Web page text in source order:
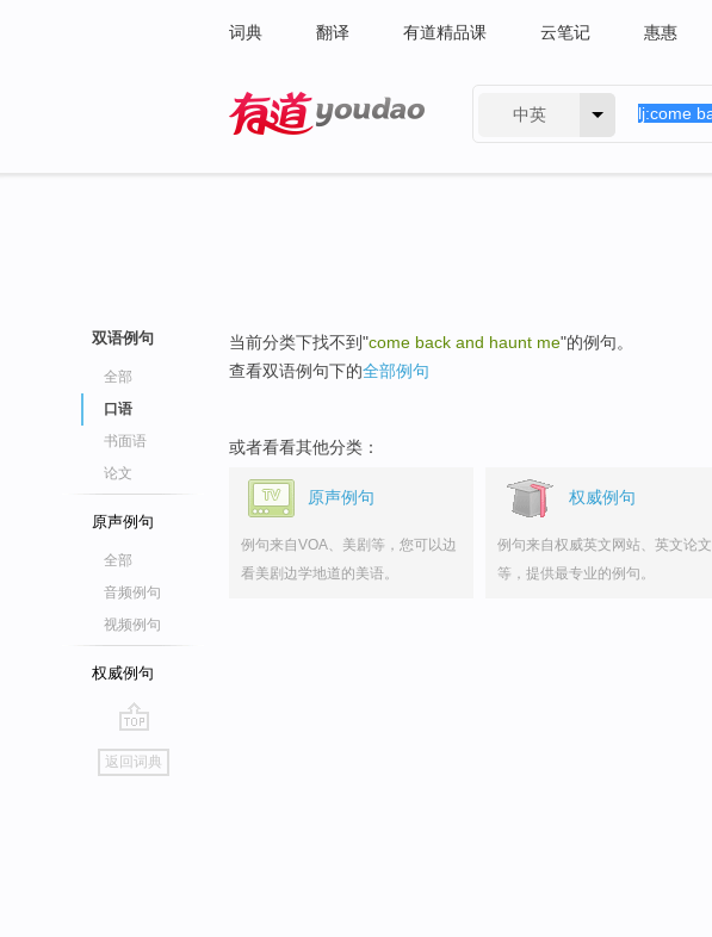
词典 翻译 有道精品课 云笔记 惠惠
中英
双语例句
全部
口语
书面语
论文
原声例句
全部
音频例句
视频例句
权威例句
go
top
返回词典
当前分类下找不到"come back and haunt me"的例句。
查看双语例句下的全部例句
或者看看其他分类：
原声例句
例句来自VOA、美剧等，您可以边
看美剧边学地道的美语。
权威例句
例句来自权威英文网站、英文论文
等，提供最专业的例句。